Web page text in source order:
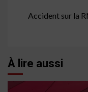
Accident sur la
À lire aussi